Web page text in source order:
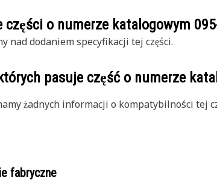
części o numerze katalogowym
nad dodaniem specyfikacji tej części.
pasuje część o numerze
żadnych informacji o kompatybilności tej
fabryczne